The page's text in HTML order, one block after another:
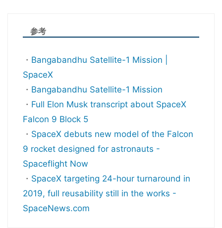
参考
・ Bangabandhu Satellite-1 Mission |
SpaceX
・ Bangabandhu Satellite-1 Mission
・ Full Elon Musk transcript about SpaceX
Falcon 9 Block 5
・ SpaceX debuts new model of the Falcon
9 rocket designed for astronauts -
Spaceflight Now
・ SpaceX targeting 24-hour turnaround in
2019, full reusability still in the works -
SpaceNews.com